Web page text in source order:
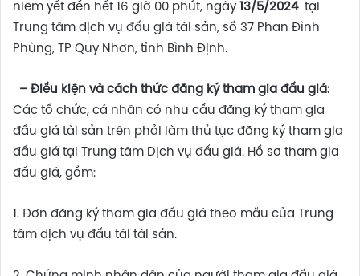
niêm yết đến hết 16 giờ 00 phút, ngày 13/5/2024 tại
Trung tâm dịch vụ đấu giá tài sản, số 37 Phan Đình
Phùng, TP Quy Nhơn, tỉnh Bình Định.
– Điều kiện và cách thức đăng ký tham gia đấu giá:
Các tổ chức, cá nhân có nhu cầu đăng ký tham gia
đấu giá tài sản trên phải làm thủ tục đăng ký tham gia
đấu giá tại Trung tâm Dịch vụ đấu giá. Hồ sơ tham gia
đấu giá, gồm:
1. Đơn đăng ký tham gia đấu giá theo mẫu của Trung
tâm dịch vụ đấu tái tài sản.